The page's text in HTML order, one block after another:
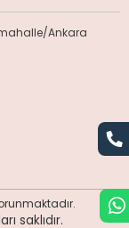
Ankara
saklıdır.